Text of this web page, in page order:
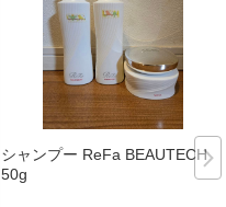
シャンプー ReFa BEAUTECH 2
50g